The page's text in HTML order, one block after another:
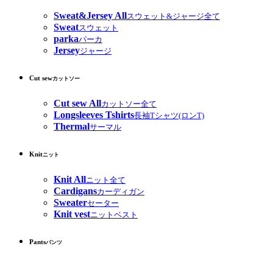
Sweat&Jersey Allスウェット&ジャージ全て
Sweatスウェット
parkaパーカ
Jerseyジャージ
Cut sewカットソー
Cut sew Allカットソー全て
Longsleeves Tshirts長袖Tシャツ(ロンT)
Thermalサーマル
Knitニット
Knit Allニット全て
Cardigansカーディガン
Sweaterセーター
Knit vestニットベスト
Pantsパンツ